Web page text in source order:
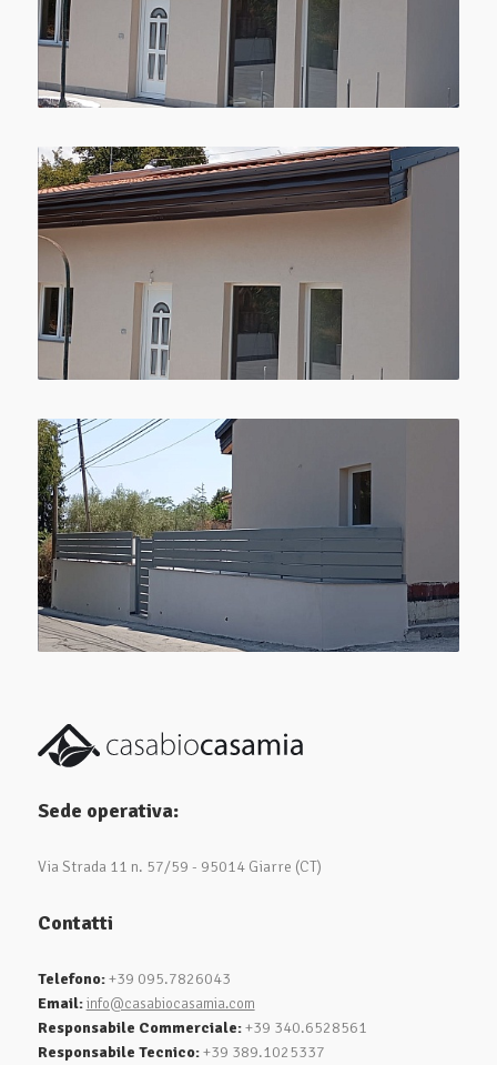
Sede operativa:
Via Strada 11 n. 57/59 - 95014 Giarre (CT)
Contatti
Telefono:+39 095.7826043
Email: info@casabiocasamia.com
Responsabile Commerciale:+39 340.6528561
Responsabile Tecnico:+39 389.1025337